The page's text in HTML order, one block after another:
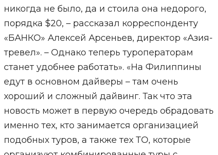
никогда не было, да и стоила она недорого,
порядка $20, – рассказал корреспонденту
«БАНКО» Алексей Арсеньев, директор «Азия-
тревел». – Однако теперь туроператорам
станет удобнее работать». «На Филиппины
едут в основном дайверы – там очень
хороший и сложный дайвинг. Так что эта
новость может в первую очередь обрадовать
именно тех, кто занимается организацией
подобных туров, а также тех ТО, которые